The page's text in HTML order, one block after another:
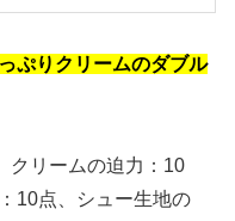
ぷりクリームのダブル
クリームの迫力：10
10点、シュー生地の